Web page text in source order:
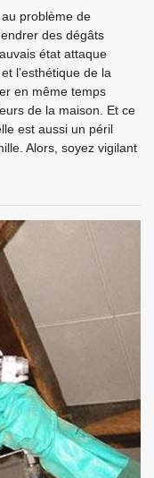
au problème de
des dégâts
état attaque
l’esthétique de la
en même temps
de la maison. Et ce
est aussi un péril
Alors, soyez vigilant